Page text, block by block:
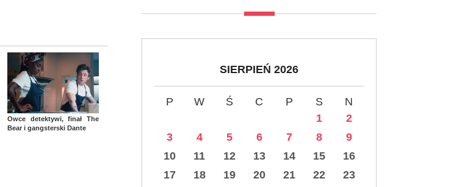
Owce detektywi, finał The
Bear i gangsterski Dante
SIERPIEŃ 2026
P W Ś C P S
N
1
2
3
4 5 6 7 8
9
10
11 12 13 14 15
16
17
18 19 20 21 22
23